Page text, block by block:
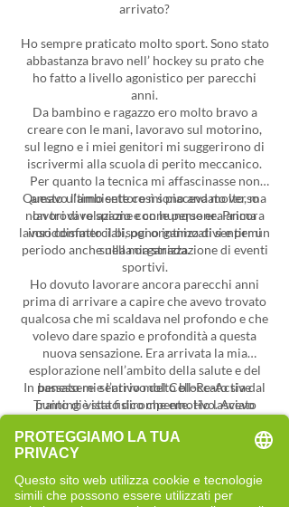
arrivato?
Ho sempre praticato molto sport. Sono stato
abbastanza bravo nell’ hockey su prato che
ho fatto a livello agonistico per parecchi
anni.
Da bambino e ragazzo ero molto bravo a
creare con le mani, lavoravo sul motorino,
sul legno e i miei genitori mi suggerirono di
iscrivermi alla scuola di perito meccanico.
Per quanto la tecnica mi affascinasse non
amavo l’ambiente così sono andato verso
lavori di relazione con le persone. Prima
lavori commerciali, poi organizzativi e per un
periodo anche nella organizzazione di eventi
sportivi.
Questo ultimo settore mi piaceva molto, ma
non trovavo spazio e comunque era ancora
insoddisfatto il bisogno intimo di sentirmi
sulla mia strada.
Ho dovuto lavorare ancora parecchi anni
prima di arrivare a capire che avevo trovato
qualcosa che mi scaldava nel profondo e che
volevo dare spazio e profondità a questa
nuova sensazione. Era arrivata la mia
esplorazione nell’ambito della salute e del
benessere e l’arrivo del Cell-Re-Active
Training è stato dirompente. Ho lasciato
volta alla bellezza degli effetti delle leggi
In passato mi sentivo molto bloccato sia dal
punto di vista fisico che emotivo. Avevo
raggiungere quel livello di benessere, energia
ed equilibrio interiore che desideravo.
Questo mi portava a sentirmi frustrato e, a
tratti, anche scoraggiato.
Non mi sono però arreso. La curiosità e il